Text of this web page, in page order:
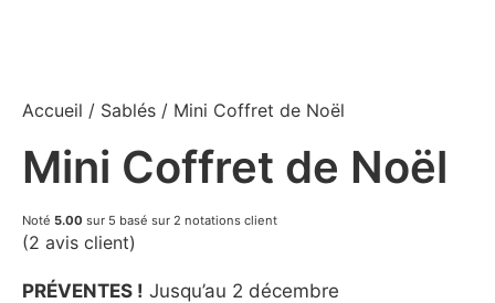
Accueil / Sablés / Mini Coffret de Noël
Mini Coffret de Noël
Noté 5.00 sur 5 basé sur 2 notations client
(2 avis client)
PRÉVENTES ! Jusqu’au 2 décembre